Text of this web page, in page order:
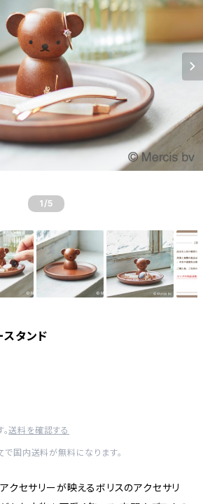
1 /5
スタンド
送料を確認する
国内送料が無料になります。
クセサリーが映えるボリスのアクセサリ